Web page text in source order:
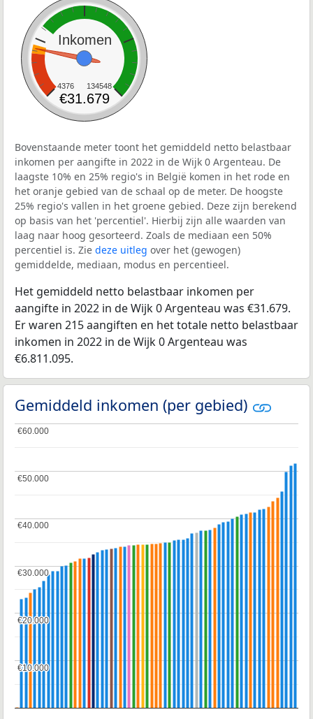
Inkomen
4376 134548
€31.679
Bovenstaande meter toont het gemiddeld netto belastbaar
inkomen per aangifte in 2022 in de Wijk 0 Argenteau. De
laagste 10% en 25% regio's in België komen in het rode en
het oranje gebied van de schaal op de meter. De hoogste
25% regio's vallen in het groene gebied. Deze zijn berekend
op basis van het 'percentiel'. Hierbij zijn alle waarden van
laag naar hoog gesorteerd. Zoals de mediaan een 50%
percentiel is. Zie deze uitleg over het (gewogen)
gemiddelde, mediaan, modus en percentieel.
Het gemiddeld netto belastbaar inkomen per
aangifte in 2022 in de Wijk 0 Argenteau was €31.679.
Er waren 215 aangiften en het totale netto belastbaar
inkomen in 2022 in de Wijk 0 Argenteau was
€6.811.095.
Gemiddeld inkomen (per gebied)
€10.000
€10.000
€20.000
€20.000
€30.000
€30.000
€40.000
€40.000
€50.000
€50.000
€60.000
€60.000